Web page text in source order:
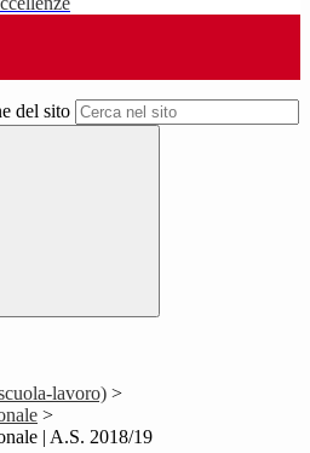
del sito
lavoro) >
>
| A.S. 2018/19